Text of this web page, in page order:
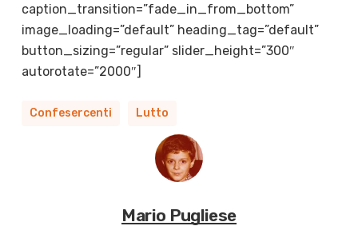
caption_transition=”fade_in_from_bottom”
image_loading=”default” heading_tag=”default”
button_sizing=”regular” slider_height=”300″
autorotate=”2000″]
Confesercenti Lutto
Mario Pugliese